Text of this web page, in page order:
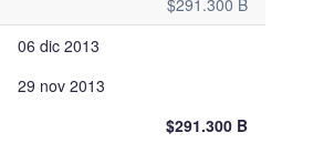
$291.300 B
06 dic 2013
29 nov 2013
$291.300 B